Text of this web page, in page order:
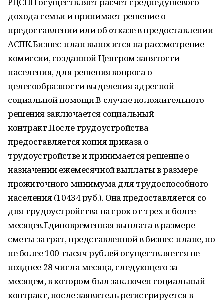
дохода семьи и принимает решение о
предоставлении или об отказе в предоставлении
АСПК.Бизнес-план выносится на рассмотрение
комиссии, созданной Центром занятости
населения, для решения вопроса о
целесообразности выделения адресной
социальной помощи.В случае положительного
решения заключается социальный
контракт.После трудоустройства
предоставляется копия приказа о
трудоустройстве и принимается решение о
назначении ежемесячной выплаты в размере
прожиточного минимума для трудоспособного
населения (10434 руб.). Она предоставляется со
дня трудоустройства на срок от трех и более
месяцев.Единовременная выплата в размере
сметы затрат, представленной в бизнес-плане, но
не более 100 тысяч рублей осуществляется не
позднее 28 числа месяца, следующего за
месяцем, в котором был заключен социальный
контракт, после заявитель регистрируется в